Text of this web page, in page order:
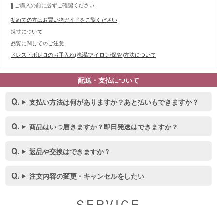
ご購入の前に必ずご確認ください
初めての方はお買い物ガイドをご覧ください
採寸について
品質に関してのご注意
ドレス・ボレロのお手入れ(洗濯/アイロン/保管)方法について
配送・支払について
支払い方法は何がありますか？あと払いもできますか？
商品はいつ届きますか？即日発送はできますか？
返品や交換はできますか？
注文内容の変更・キャンセルをしたい